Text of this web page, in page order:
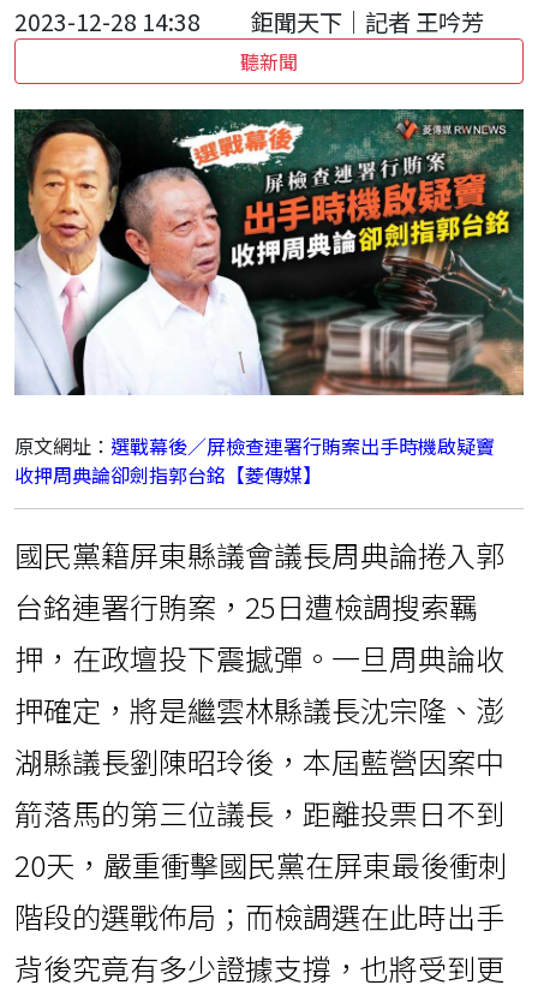
2023-12-28 14:38 鉅聞天下｜記者 王吟芳
聽新聞
原文網址： 選戰幕後／屏檢查連署行賄案出手時機啟疑竇
收押周典論卻劍指郭台銘【菱傳媒】
國民黨籍屏東縣議會議長周典論捲入郭
台銘連署行賄案，25日遭檢調搜索羈
押，在政壇投下震撼彈。一旦周典論收
押確定，將是繼雲林縣議長沈宗隆、澎
湖縣議長劉陳昭玲後，本屆藍營因案中
箭落馬的第三位議長，距離投票日不到
20天，嚴重衝擊國民黨在屏東最後衝刺
階段的選戰佈局；而檢調選在此時出手
背後究竟有多少證據支撐，也將受到更